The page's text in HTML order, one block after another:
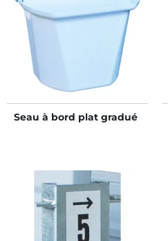
Seau à bord plat gradué